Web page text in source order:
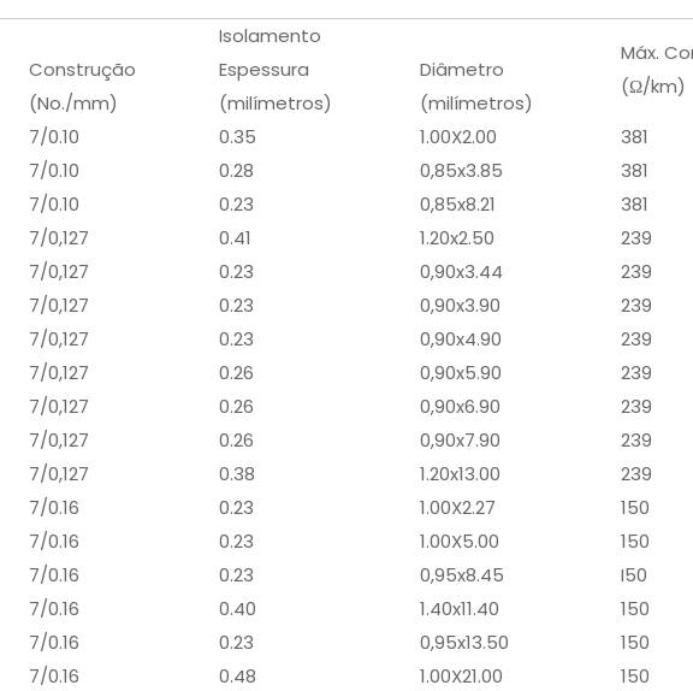
Isolamento
Máx.
(Ω/km)
Construção
(No./mm)
Espessura
(milímetros)
Diâmetro
(milímetros)
7/0.10 0.35 1.00X2.00
381
7/0.10 0.28 0,85x3.85
381
7/0.10 0.23 0,85x8.21
381
7/0,127 0.41 1.20x2.50
239
7/0,127 0.23 0,90x3.44
239
7/0,127 0.23 0,90x3.90
239
7/0,127 0.23 0,90x4.90
239
7/0,127 0.26 0,90x5.90
239
7/0,127 0.26 0,90x6.90
239
7/0,127 0.26 0,90x7.90
239
7/0,127 0.38 1.20x13.00
239
7/0.16 0.23 1.00X2.27
150
7/0.16 0.23 1.00X5.00
150
7/0.16 0.23 0,95x8.45
I50
7/0.16 0.40 1.40x11.40
150
7/0.16 0.23 0,95x13.50
150
7/0.16 0.48 1.00X21.00
150